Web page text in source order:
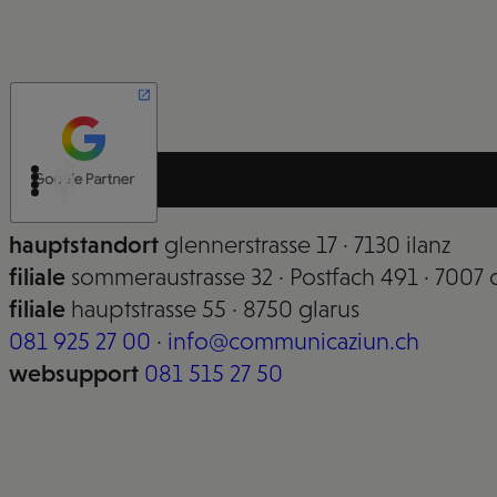
hauptstandort glennerstrasse 17 · 7130 ilanz
filiale sommeraustrasse 32 · Postfach 491 · 7007
filiale hauptstrasse 55 · 8750 glarus
081 925 27 00 · info@communicaziun.ch
websupport 081 515 27 50